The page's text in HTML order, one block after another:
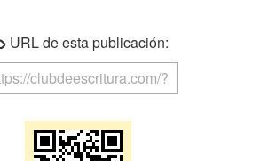
URL de esta publicación: